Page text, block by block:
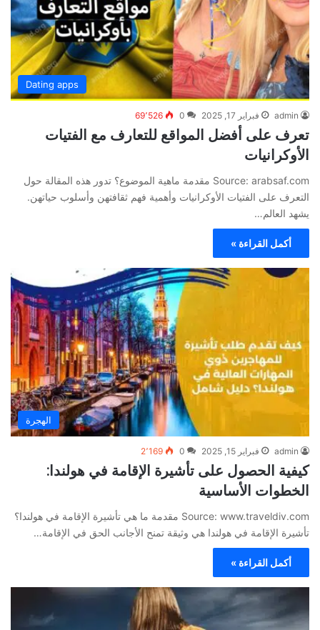
Dating apps
admin فبراير 17, 2025 0 69٬526
تعرف على أفضل المواقع للتعارف مع الفتيات
الأوكرانيات
Source: arabsaf.com مقدمة ماهية الموضوع؟ تدور هذه المقالة حول
التعرف على الفتيات الأوكرانيات وأهمية فهم ثقافتهن وأسلوب حياتهن.
يشهد العالم…
أكمل القراءة »
الهجرة
admin فبراير 15, 2025 0 2٬169
كيفية الحصول على تأشيرة الإقامة في هولندا:
الخطوات الأساسية
Source: www.traveldiv.com مقدمة ما هي تأشيرة الإقامة في هولندا؟
تأشيرة الإقامة في هولندا هي وثيقة تمنح الأجانب الحق في الإقامة…
أكمل القراءة »